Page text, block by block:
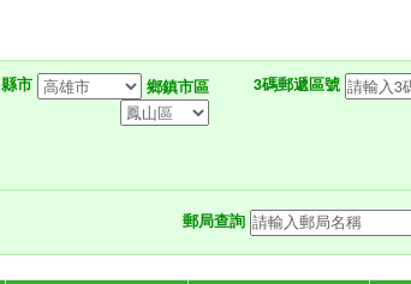
縣市 鄉鎮市區 3碼郵遞區號
郵局查詢